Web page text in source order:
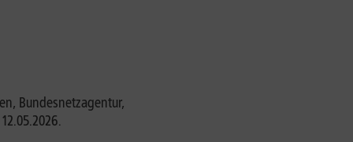
Bundesnetzagentur,